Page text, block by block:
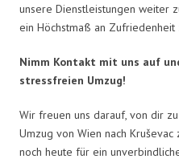
unsere Dienstleistungen weiter
ein Höchstmaß an Zufriedenheit
Nimm Kontakt mit uns auf
stressfreien Umzug!
Wir freuen uns darauf, von dir
Umzug von Wien nach
noch heute für ein